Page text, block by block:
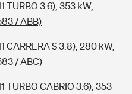
TURBO 3.6), 353 kW,
/ ABB)
CARRERA S 3.8), 280 kW,
/ ABC)
TURBO CABRIO 3.6), 353